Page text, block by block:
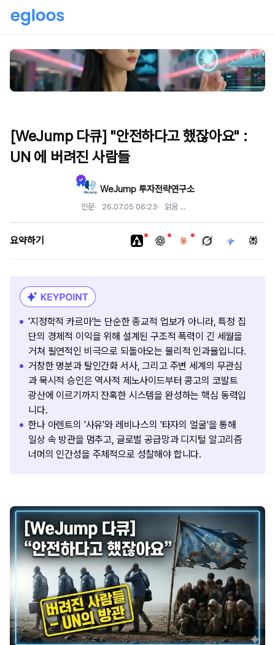
[WeJump 다큐] "안전하다고 했잖아요" :
UN 에 버려진 사람들
WeJump 투자전략연구소
인문 26.07.05 06:23 읽음 ...
요약하기
'지정학적 카르마'는 단순한 종교적 업보가 아니라, 특정 집
단의 경제적 이익을 위해 설계된 구조적 폭력이 긴 세월을
거쳐 필연적인 비극으로 되돌아오는 물리적 인과율입니다.
거창한 명분과 탈인간화 서사, 그리고 주변 세계의 무관심
과 묵시적 승인은 역사적 제노사이드부터 콩고의 코발트
광산에 이르기까지 잔혹한 시스템을 완성하는 핵심 동력입
니다.
한나 아렌트의 '사유'와 레비나스의 '타자의 얼굴'을 통해
일상 속 방관을 멈추고, 글로벌 공급망과 디지털 알고리즘
너머의 인간성을 주체적으로 성찰해야 합니다.